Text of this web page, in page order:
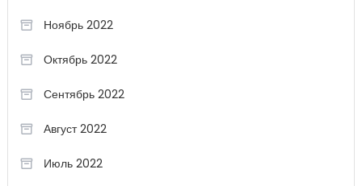
Ноябрь 2022
Октябрь 2022
Сентябрь 2022
Август 2022
Июль 2022